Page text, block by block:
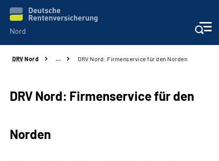
Aktuelles
Services
DRV Nord … DRV Nord: Firmenservice für den Norden
DRV Nord: Firmenservice für den
Norden